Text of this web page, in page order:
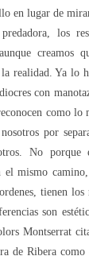
en lugar de
los
creamos
realidad. Ya lo
con
como lo
por
No porque
el mismo
tienen
son
Montserrat
de Ribera